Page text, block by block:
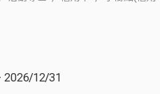
2026/12/31